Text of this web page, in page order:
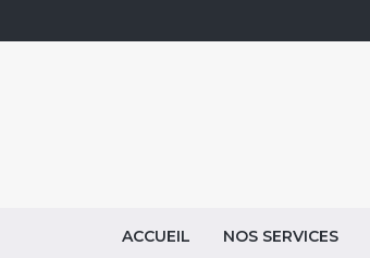
ACCUEIL NOS SERVICES